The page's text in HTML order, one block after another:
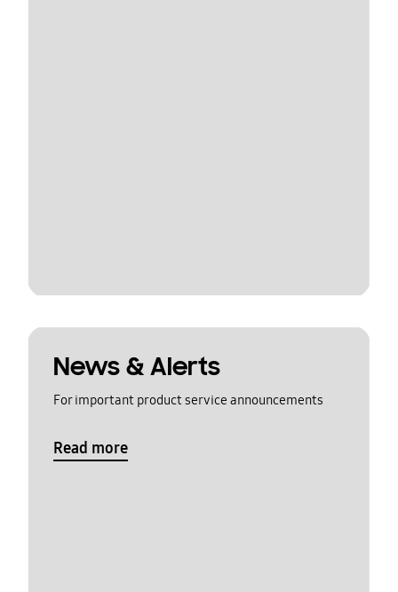
News & Alerts
For important product service announcements
Read more